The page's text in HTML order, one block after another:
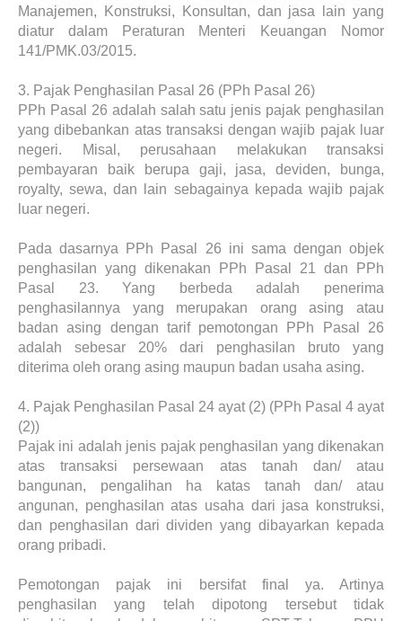
Manajemen, Konstruksi, Konsultan, dan jasa lain yang
diatur dalam Peraturan Menteri Keuangan Nomor
141/PMK.03/2015.
3. Pajak Penghasilan Pasal 26 (PPh Pasal 26)
PPh Pasal 26 adalah salah satu jenis pajak penghasilan
yang dibebankan atas transaksi dengan wajib pajak luar
negeri. Misal, perusahaan melakukan transaksi
pembayaran baik berupa gaji, jasa, deviden, bunga,
royalty, sewa, dan lain sebagainya kepada wajib pajak
luar negeri.
Pada dasarnya PPh Pasal 26 ini sama dengan objek
penghasilan yang dikenakan PPh Pasal 21 dan PPh
Pasal 23. Yang berbeda adalah penerima
penghasilannya yang merupakan orang asing atau
badan asing dengan tarif pemotongan PPh Pasal 26
adalah sebesar 20% dari penghasilan bruto yang
diterima oleh orang asing maupun badan usaha asing.
4. Pajak Penghasilan Pasal 24 ayat (2) (PPh Pasal 4 ayat
(2))
Pajak ini adalah jenis pajak penghasilan yang dikenakan
atas transaksi persewaan atas tanah dan/ atau
bangunan, pengalihan ha katas tanah dan/ atau
angunan, penghasilan atas usaha dari jasa konstruksi,
dan penghasilan dari dividen yang dibayarkan kepada
orang pribadi.
Pemotongan pajak ini bersifat final ya. Artinya
penghasilan yang telah dipotong tersebut tidak